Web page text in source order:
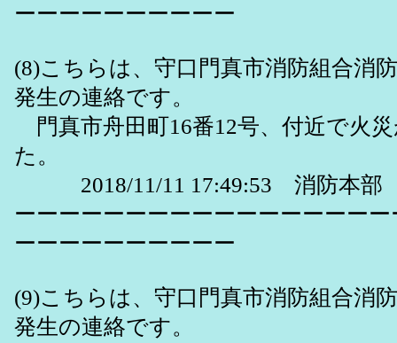
ーーーーーーーーーー
(8)こちらは、守口門真市消防組合消
発生の連絡です。
門真市舟田町16番12号、付近で火
た。
2018/11/11 17:49:53 消防本部
ーーーーーーーーーーーーーーーー
ーーーーーーーーーー
(9)こちらは、守口門真市消防組合消
発生の連絡です。